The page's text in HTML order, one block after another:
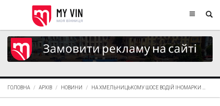
ГОЛОВНА АРХІВ НОВИНИ НА ХМЕЛЬНИЦЬКОМУ ШОСЕ ВОДІЙ ІНОМАРКИ ...